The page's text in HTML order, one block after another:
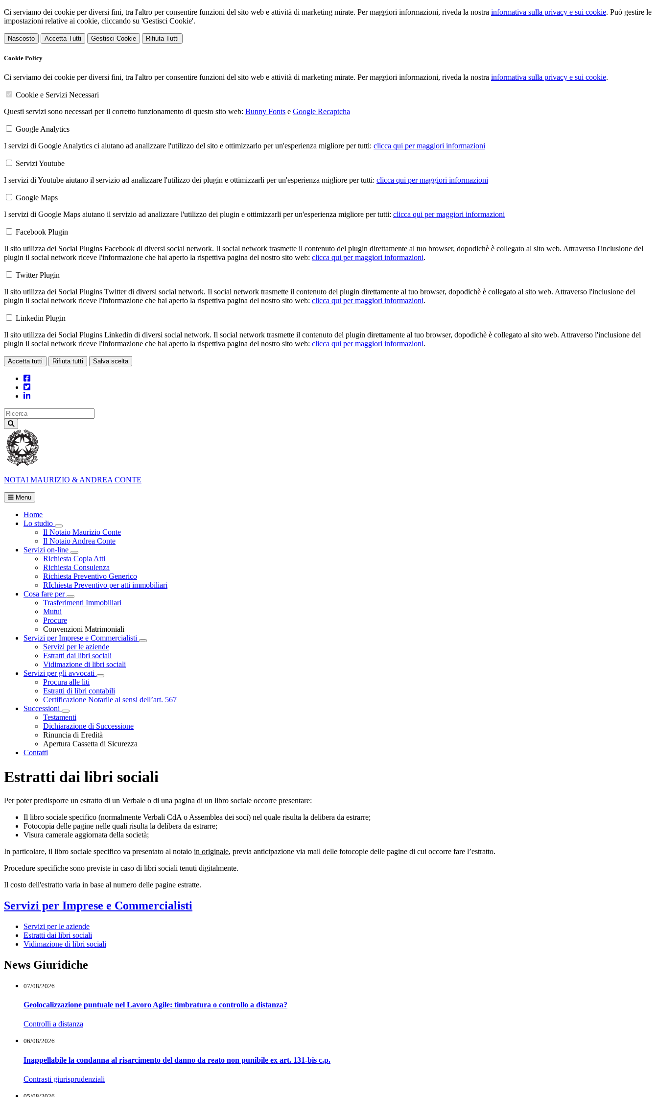
Ci serviamo dei cookie per diversi fini, tra l'altro per consentire funzioni del sito web e attività di marketing mirate. Per maggiori informazioni, riveda la nostra informativa sulla privacy e sui cookie. Può gestire le
impostazioni relative ai cookie, cliccando su 'Gestisci Cookie'.
Nascosto Accetta Tutti Gestisci Cookie Rifiuta Tutti
Cookie Policy
Ci serviamo dei cookie per diversi fini, tra l'altro per consentire funzioni del sito web e attività di marketing mirate. Per maggiori informazioni, riveda la nostra informativa sulla privacy e sui cookie.
Cookie e Servizi Necessari
Questi servizi sono necessari per il corretto funzionamento di questo sito web: Bunny Fonts e Google Recaptcha
Google Analytics
I servizi di Google Analytics ci aiutano ad analizzare l'utilizzo del sito e ottimizzarlo per un'esperienza migliore per tutti: clicca qui per maggiori informazioni
Servizi Youtube
I servizi di Youtube aiutano il servizio ad analizzare l'utilizzo dei plugin e ottimizzarli per un'esperienza migliore per tutti: clicca qui per maggiori informazioni
Google Maps
I servizi di Google Maps aiutano il servizio ad analizzare l'utilizzo dei plugin e ottimizzarli per un'esperienza migliore per tutti: clicca qui per maggiori informazioni
Facebook Plugin
Il sito utilizza dei Social Plugins Facebook di diversi social network. Il social network trasmette il contenuto del plugin direttamente al tuo browser, dopodichè è collegato al sito web. Attraverso l'inclusione del
plugin il social network riceve l'informazione che hai aperto la rispettiva pagina del nostro sito web: clicca qui per maggiori informazioni.
Twitter Plugin
Il sito utilizza dei Social Plugins Twitter di diversi social network. Il social network trasmette il contenuto del plugin direttamente al tuo browser, dopodichè è collegato al sito web. Attraverso l'inclusione del
plugin il social network riceve l'informazione che hai aperto la rispettiva pagina del nostro sito web: clicca qui per maggiori informazioni.
Linkedin Plugin
Il sito utilizza dei Social Plugins Linkedin di diversi social network. Il social network trasmette il contenuto del plugin direttamente al tuo browser, dopodichè è collegato al sito web. Attraverso l'inclusione del
plugin il social network riceve l'informazione che hai aperto la rispettiva pagina del nostro sito web: clicca qui per maggiori informazioni.
Accetta tutti Rifiuta tutti Salva scelta
NOTAI MAURIZIO & ANDREA CONTE
Menu
Home
Lo studio
Visualizza menù di secondo livello
Il Notaio Maurizio Conte
Il Notaio Andrea Conte
Servizi on-line
Visualizza menù di secondo livello
Richiesta Copia Atti
Richiesta Consulenza
Richiesta Preventivo Generico
RIchiesta Preventivo per atti immobiliari
Cosa fare per
Visualizza menù di secondo livello
Trasferimenti Immobiliari
Mutui
Procure
Convenzioni Matrimoniali
Servizi per Imprese e Commercialisti
Visualizza menù di secondo livello
Servizi per le aziende
Estratti dai libri sociali
Vidimazione di libri sociali
Servizi per gli avvocati
Visualizza menù di secondo livello
Procura alle liti
Estratti di libri contabili
Certificazione Notarile ai sensi dell’art. 567
Successioni
Visualizza menù di secondo livello
Testamenti
Dichiarazione di Successione
Rinuncia di Eredità
Apertura Cassetta di Sicurezza
Contatti
Estratti dai libri sociali
Per poter predisporre un estratto di un Verbale o di una pagina di un libro sociale occorre presentare:
Il libro sociale specifico (normalmente Verbali CdA o Assemblea dei soci) nel quale risulta la delibera da estrarre;
Fotocopia delle pagine nelle quali risulta la delibera da estrarre;
Visura camerale aggiornata della società;
In particolare, il libro sociale specifico va presentato al notaio in originale, previa anticipazione via mail delle fotocopie delle pagine di cui occorre fare l’estratto.
Procedure specifiche sono previste in caso di libri sociali tenuti digitalmente.
Il costo dell'estratto varia in base al numero delle pagine estratte.
Servizi per Imprese e Commercialisti
Servizi per le aziende
Estratti dai libri sociali
Vidimazione di libri sociali
News Giuridiche
07/08/2026
Geolocalizzazione puntuale nel Lavoro Agile: timbratura o controllo a distanza?
Controlli a distanza
06/08/2026
Inappellabile la condanna al risarcimento del danno da reato non punibile ex art. 131-bis c.p.
Contrasti giurisprudenziali